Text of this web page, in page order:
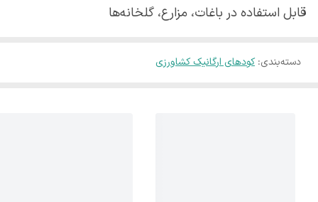
قابل استفاده در باغات، مزارع، گلخانه‌ها
دسته‌بندی:کودهای ارگانیک کشاورزی